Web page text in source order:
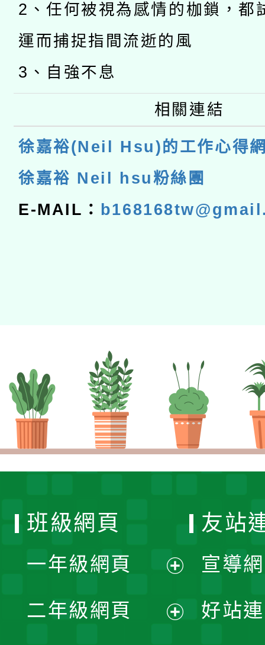
2、任何被視為感情的枷鎖，都
運而捕捉指間流逝的風
3、自強不息
相關連結
徐嘉裕(Neil Hsu)的工作心得
徐嘉裕 Neil hsu粉絲團
E-MAIL：
班級網頁
一年級網頁
開
二年級網頁
友站
宣導
好站